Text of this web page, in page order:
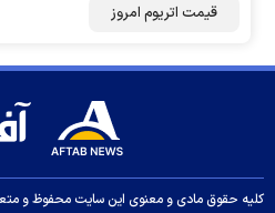
قیمت اتریوم امروز
کلیه حقوق مادی و معنوی این سایت محفوظ و